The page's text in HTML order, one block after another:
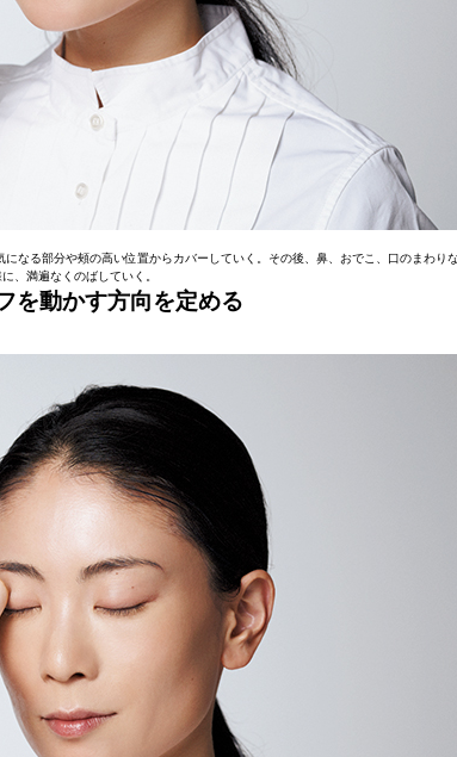
なる部分や頰の高い位置からカバーしていく。その後、鼻、おでこ、口のまわり
に、満遍なくのばしていく。
を動かす方向を定める